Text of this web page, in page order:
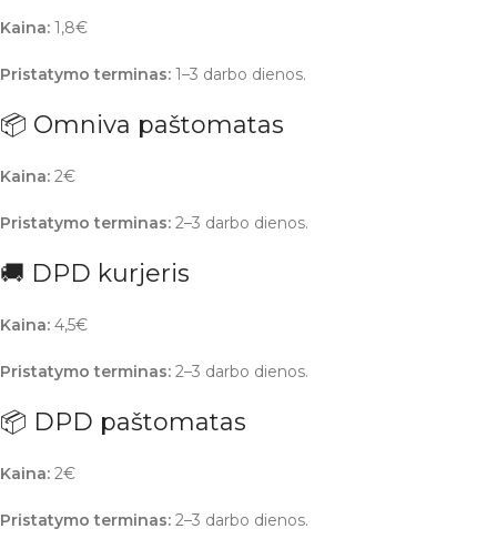
Kaina: 1,8€
Pristatymo terminas: 1–3 darbo dienos.
📦 Omniva paštomatas
Kaina: 2€
Pristatymo terminas: 2–3 darbo dienos.
🚚 DPD kurjeris
Kaina: 4,5€
Pristatymo terminas: 2–3 darbo dienos.
📦 DPD paštomatas
Kaina: 2€
Pristatymo terminas: 2–3 darbo dienos.